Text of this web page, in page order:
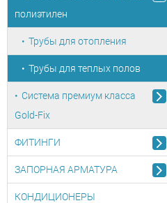
полиэтилен
Трубы для отопления
Трубы для теплых полов
Система премиум класса
Gold-Fix
ФИТИНГИ
ЗАПОРНАЯ АРМАТУРА
КОНДИЦИОНЕРЫ